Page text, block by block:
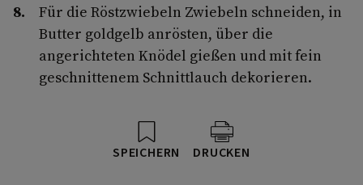
Für die Röstzwiebeln Zwiebeln schneiden, in
Butter goldgelb anrösten, über die
angerichteten Knödel gießen und mit fein
geschnittenem Schnittlauch dekorieren.
SPEICHERN DRUCKEN